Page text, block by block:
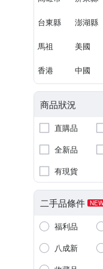
台東縣 澎湖縣
馬祖 美國
香港 中國
商品狀況
直購品
全新品
有現貨
二手品條件 NEW
福利品
八成新